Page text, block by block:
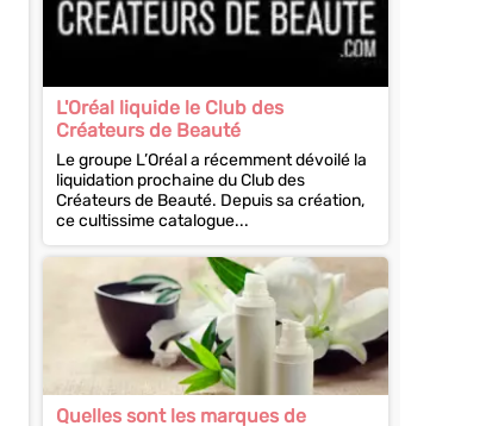
L'Oréal liquide le Club des
Créateurs de Beauté
Le groupe L’Oréal a récemment dévoilé la
liquidation prochaine du Club des
Créateurs de Beauté. Depuis sa création,
ce cultissime catalogue...
Quelles sont les marques de